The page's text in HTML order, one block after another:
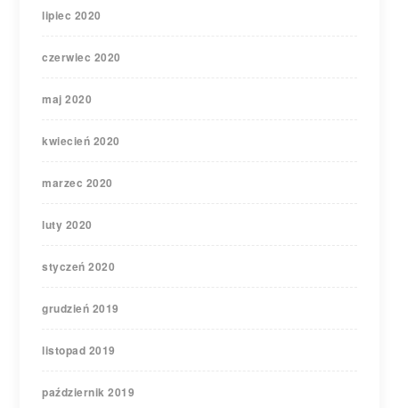
lipiec 2020
czerwiec 2020
maj 2020
kwiecień 2020
marzec 2020
luty 2020
styczeń 2020
grudzień 2019
listopad 2019
październik 2019